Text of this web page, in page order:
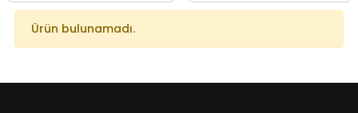
Ürün bulunamadı.